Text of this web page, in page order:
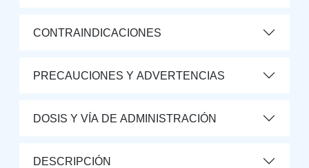
CONTRAINDICACIONES
PRECAUCIONES Y ADVERTENCIAS
DOSIS Y VÍA DE ADMINISTRACIÓN
DESCRIPCIÓN